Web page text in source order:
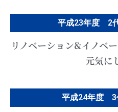
平成23年度 2
リノベーション&イノベ
元気に
平成24年度